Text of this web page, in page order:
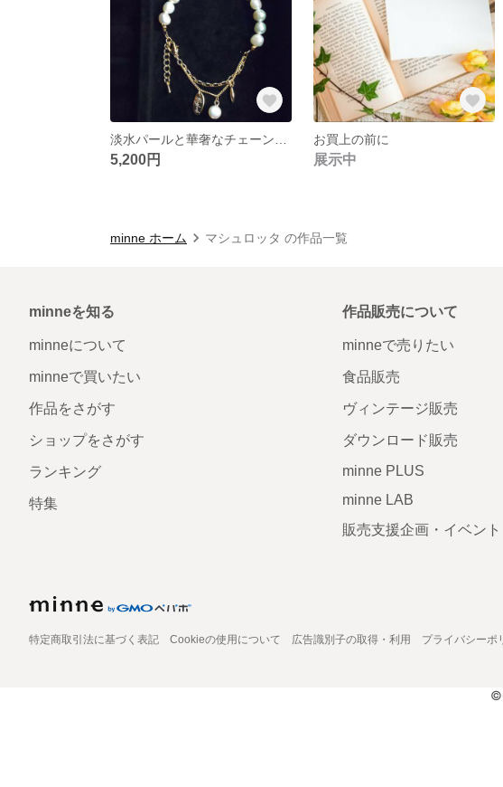
5,200円
お買上の前に
展示中
minne ホーム マシュロッタ の作品一覧
minneを知る
minneについて
minneで買いたい
作品をさがす
ショップをさがす
ランキング
特集
作品販売について
minneで売りたい
食品販売
ヴィンテージ販売
ダウンロード販売
minne PLUS
minne LAB
販売支援企画・イベント
特定商取引法に基づく表記 Cookieの使用について 広告識別子の取得・利用 プライバシーポ